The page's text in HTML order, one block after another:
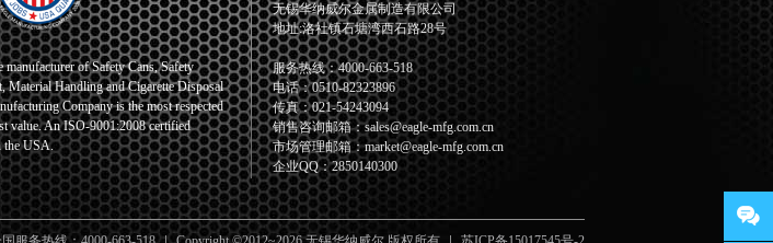
of Safety Cans, Safety
Material Handling and Cigarette Disposal
Company is the most respected
value. An ISO-9001:2008 certified
the USA.
无锡华纳威尔金属制造有限公司
地址:洛社镇石塘湾西石路28号
服务热线：4000-663-518
电话：0510-82323896
传真：021-54243094
销售咨询邮箱：sales@eagle-mfg.com.cn
市场管理邮箱：market@eagle-mfg.com.cn
企业QQ：2850140300